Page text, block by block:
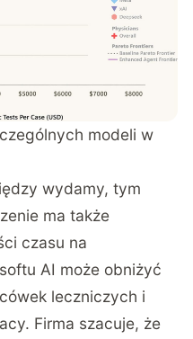
modeli w
wydamy, tym
ma także
czasu na
AI może obniżyć
leczniczych i
Firma szacuje, że